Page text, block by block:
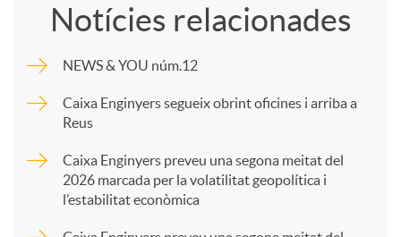
p
a
Notícies relacionades
NEWS & YOU núm.12
Caixa Enginyers segueix obrint oficines i arriba a
Reus
Caixa Enginyers preveu una segona meitat del
2026 marcada per la volatilitat geopolítica i
l’estabilitat econòmica